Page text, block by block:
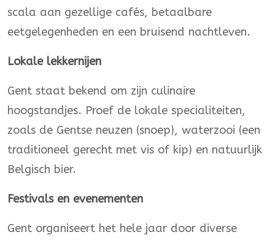
scala aan gezellige cafés, betaalbare
eetgelegenheden en een bruisend nachtleven.
Lokale lekkernijen
Gent staat bekend om zijn culinaire
hoogstandjes. Proef de lokale specialiteiten,
zoals de Gentse neuzen (snoep), waterzooi (een
traditioneel gerecht met vis of kip) en natuurlijk
Belgisch bier.
Festivals en evenementen
Gent organiseert het hele jaar door diverse